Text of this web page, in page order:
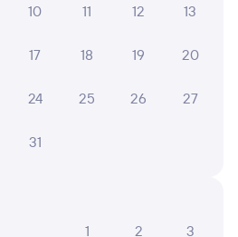
Гостиница Словакия
10 11 12 13
17 18 19 20
24 25 26 27
31
1
2 3